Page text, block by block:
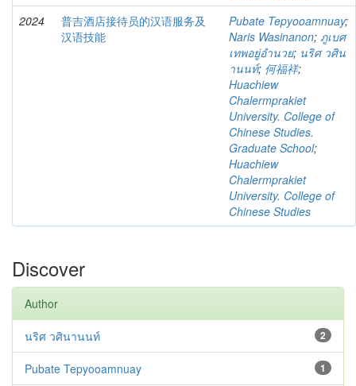
2024
普吉酒店接待员的汉语服务及
汉语技能
Pubate Tepyooamnuay;
Naris Wasinanon; ภูเบศ
เทพอยู่อำนวย; นริศ วศิน
านนท์; 何福祥;
Huachiew
Chalermprakiet
University. College of
Chinese Studies.
Graduate School;
Huachiew
Chalermprakiet
University. College of
Chinese Studies
Discover
Author
2
นริศ วศินานนท์
1
Pubate Tepyooamnuay